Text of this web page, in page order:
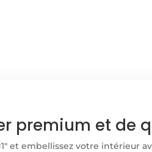
premium et de
et embellissez votre intérieur